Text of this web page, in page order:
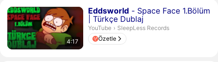
4:17
Eddsworld - Space Face 1.Bölüm
| Türkçe Dublaj
Süre 4 dakika 17 saniye
YouTube › SleepLess Records.
SleepLess Records
Özetle